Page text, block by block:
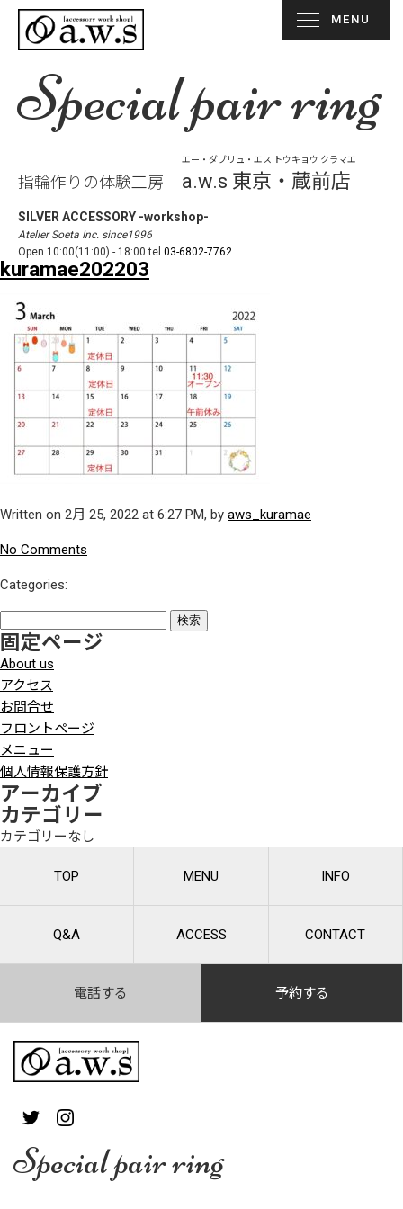
Special pair ring
指輪作りの体験工房
エー・ダブリュ・エス トウキョウ クラマエ
a.w.s 東京・蔵前店
SILVER ACCESSORY -workshop-
Atelier Soeta Inc. since1996
Open 10:00(11:00) - 18:00 tel.03-6802-7762
MENU
kuramae202203
Written on 2月 25, 2022 at 6:27 PM, by aws_kuramae
No Comments
Categories:
索:
固定ページ
About us
アクセス
お問合せ
フロントページ
メニュー
個人情報保護方針
アーカイブ
カテゴリー
カテゴリーなし
TOP MENU INFO
Q&A ACCESS CONTACT
電話する 予約する
Special pair ring